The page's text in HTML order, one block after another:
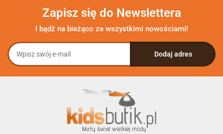
Zapisz się do Newslettera
I bądź na bieżąco ze wszystkimi nowościami!